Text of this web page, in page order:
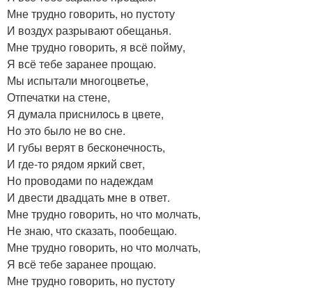
Мне трудно говорить, но пустоту
И воздух разрывают обещанья.
Мне трудно говорить, я всё пойму,
Я всё тебе заранее прощаю.
Мы испытали многоцветье,
Отпечатки на стене,
Я думала приснилось в цвете,
Но это было не во сне.
И губы верят в бесконечность,
И где-то рядом яркий свет,
Но проводами по надеждам
И двести двадцать мне в ответ.
Мне трудно говорить, но что молчать,
Не знаю, что сказать, пообещаю.
Мне трудно говорить, но что молчать,
Я всё тебе заранее прощаю.
Мне трудно говорить, но пустоту